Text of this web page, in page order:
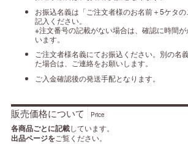
お振込名義は「ご注文者様のお名前＋5ケタ
記入ください。
※注文番号の記載がない場合は、確認に時間
います。
ご注文者様名義にてお振込ください。別の名
た場合は、ご連絡をお願いします。
ご入金確認後の発送手配となります。
販売価格について Price
各商品ごとに記載しています。
出品ページをご覧ください。